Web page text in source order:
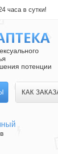
часа в сутки!
потенции
КАК